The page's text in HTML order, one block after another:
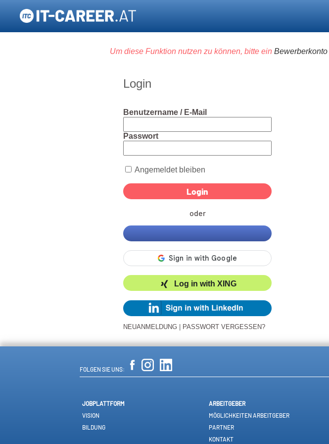
Um diese Funktion nutzen zu können, bitte ein Bewerberkonto
Login
Benutzername / E-Mail
Passwort
Angemeldet bleiben
oder
Log in with XING
NEUANMELDUNG PASSWORT VERGESSEN?
FOLGEN SIE UNS:
JOBPLATTFORM
VISION
BILDUNG
ARBEITGEBER
MÖGLICHKEITEN ARBEITGEBER
PARTNER
KONTAKT